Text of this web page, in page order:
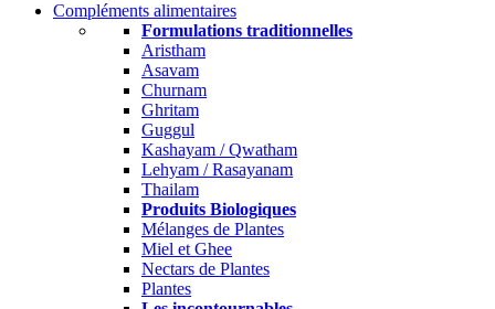
Compléments alimentaires
Formulations traditionnelles
Aristham
Asavam
Churnam
Ghritam
Guggul
Kashayam / Qwatham
Lehyam / Rasayanam
Thailam
Produits Biologiques
Mélanges de Plantes
Miel et Ghee
Nectars de Plantes
Plantes